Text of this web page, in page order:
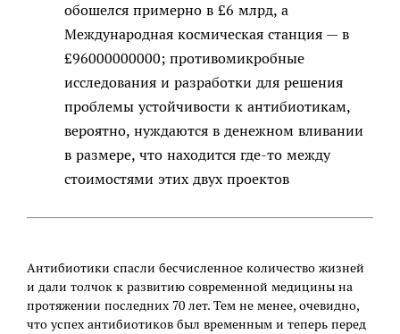
обошелся примерно в £6 млрд, а
Международная космическая станция — в
£96000000000; противомикробные
исследования и разработки для решения
проблемы устойчивости к антибиотикам,
вероятно, нуждаются в денежном вливании
в размере, что находится где-то между
стоимостями этих двух проектов
Антибиотики спасли бесчисленное количество жизней
и дали толчок к развитию современной медицины на
протяжении последних 70 лет. Тем не менее, очевидно,
что успех антибиотиков был временным и теперь перед